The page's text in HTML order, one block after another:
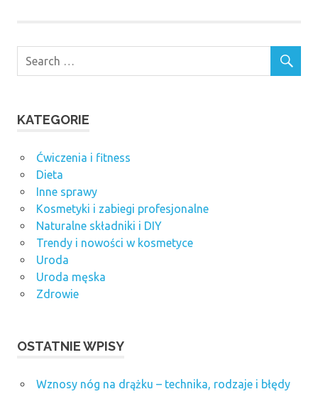
KATEGORIE
Ćwiczenia i fitness
Dieta
Inne sprawy
Kosmetyki i zabiegi profesjonalne
Naturalne składniki i DIY
Trendy i nowości w kosmetyce
Uroda
Uroda męska
Zdrowie
OSTATNIE WPISY
Wznosy nóg na drążku – technika, rodzaje i błędy